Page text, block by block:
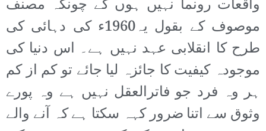
واقعات رونما نہیں ہوں گے چونکہ مصنف
موصوف کے بقول یہ1960ء کی دہائی کی
طرح کا انقلابی عہد نہیں ہے۔ اس دنیا کی
موجودہ کیفیت کا جائزہ لیا جائے تو کم از کم
ہر وہ فرد جو فاترالعقل نہیں ہے وہ پورے
وثوق سے اتنا ضرور کہہ سکتا ہے کہ آنے والے